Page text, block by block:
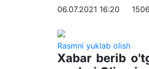
06.07.2021 16:20 1506
Rasmni yuklab olish
Xabar berib